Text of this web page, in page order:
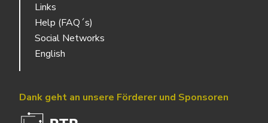
Links
Help (FAQ´s)
Social Networks
English
Dank geht an unsere Förderer und Sponsoren